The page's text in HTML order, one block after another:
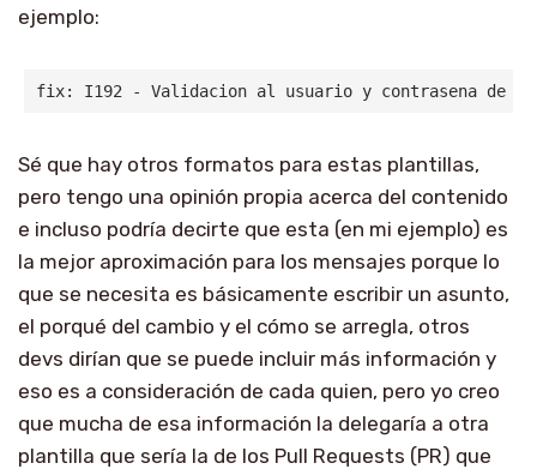
ejemplo:
fix: I192 - Validacion al usuario y contrasena de la
Sé que hay otros formatos para estas plantillas,
pero tengo una opinión propia acerca del contenido
e incluso podría decirte que esta (en mi ejemplo) es
la mejor aproximación para los mensajes porque lo
que se necesita es básicamente escribir un asunto,
el porqué del cambio y el cómo se arregla, otros
devs dirían que se puede incluir más información y
eso es a consideración de cada quien, pero yo creo
que mucha de esa información la delegaría a otra
plantilla que sería la de los Pull Requests (PR) que